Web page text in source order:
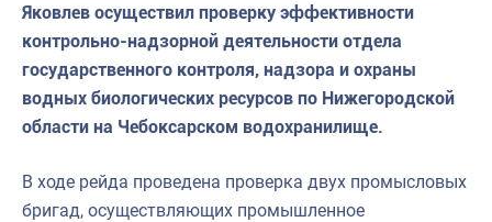
Сахалино-Курильское
Северо-Западное
Североморское
Яковлев осуществил проверку эффективности
контрольно-надзорной деятельности отдела
государственного контроля, надзора и охраны
водных биологических ресурсов по Нижегородской
области на Чебоксарском водохранилище.
В ходе рейда проведена проверка двух промысловых
бригад, осуществляющих промышленное